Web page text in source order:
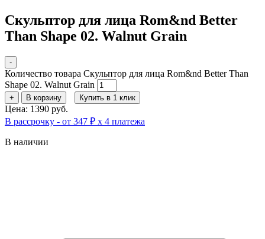
Скульптор для лица Rom&nd Better
Than Shape 02. Walnut Grain
-
Количество товара Скульптор для лица Rom&nd Better Than
Shape 02. Walnut Grain
+ В корзину Купить в 1 клик
Цена: 1390 руб.
В рассрочку - от 347 ₽ х 4 платежа
В наличии